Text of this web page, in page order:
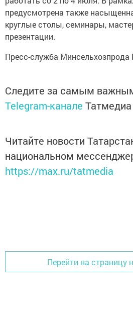
предусмотрена также
круглые столы, семинары,
презентации.
Пресс-служба Минсельхозпрода
Следите за самым
Telegram-канале Татмедиа
Читайте новости
национальном
https://max.ru/tatmedia
Перейти на страницу